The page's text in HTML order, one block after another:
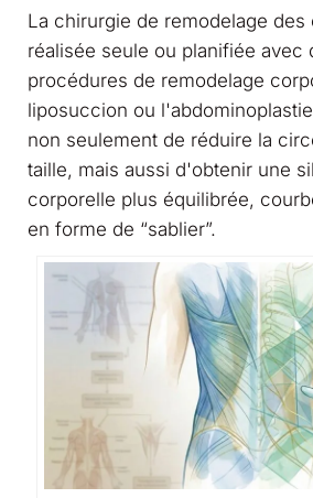
La chirurgie de remodelage des
réalisée seule ou planifiée avec
procédures de remodelage
liposuccion ou
non seulement de réduire la
taille, mais aussi d'obtenir une
corporelle plus équilibrée,
en forme de “sablier”.